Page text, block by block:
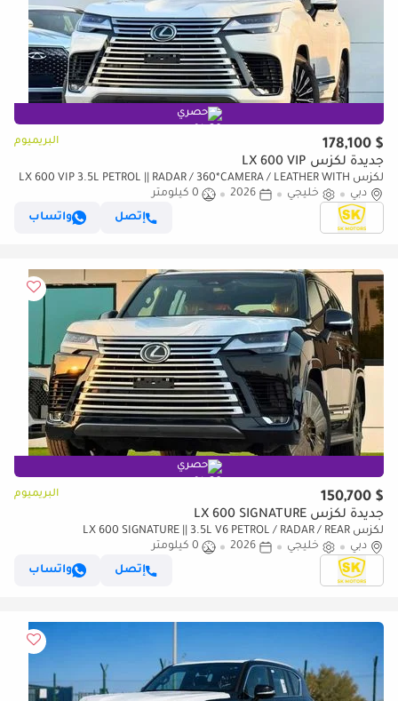
حصري
$ 178,100 البريميوم
جديدة لكزس LX 600 VIP
لكزس LX 600 VIP 3.5L PETROL || RADAR / 360*CAMERA / LEATHER WITH
PWR SEATS / SUNROOF / REAR ENTERTAINMENT SCREEN
دبي خليجي 2026
0 كيلومتر
إتصل
واتساب
حصري
$ 150,700 البريميوم
جديدة لكزس LX 600 SIGNATURE
لكزس LX 600 SIGNATURE || 3.5L V6 PETROL / RADAR / REAR
ENTERTAINMENT SCREEN / HEADS UP DISPALY / COOL BOX (CODE
دبي خليجي 2026
0 كيلومتر
إتصل
واتساب